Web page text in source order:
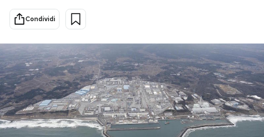
Sport
PODCAST
NEWSLETTER
Condividi